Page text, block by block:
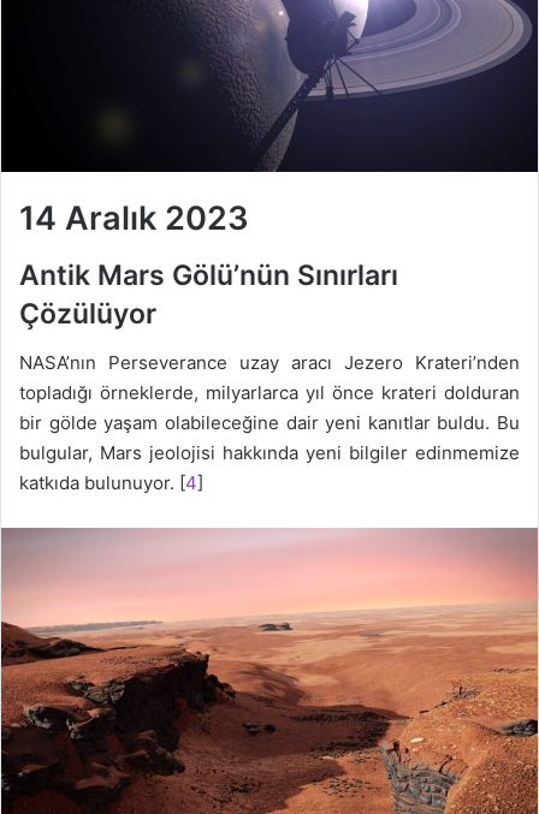
‌14 Aralık 2023
Antik Mars Gölü’nün Sınırları
Çözülüyor
NASA’nın Perseverance uzay aracı Jezero Krateri’nden
topladığı örneklerde, milyarlarca yıl önce krateri dolduran
bir gölde yaşam olabileceğine dair yeni kanıtlar buldu. Bu
bulgular, Mars jeolojisi hakkında yeni bilgiler edinmemize
katkıda bulunuyor. [4]